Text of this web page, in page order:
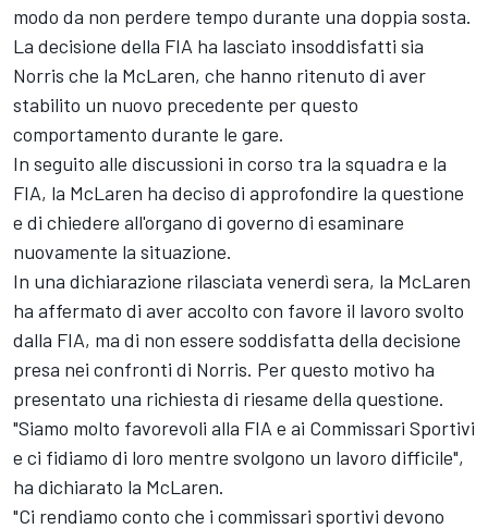
modo da non perdere tempo durante una doppia sosta.
La decisione della FIA ha lasciato insoddisfatti sia
Norris che la McLaren, che hanno ritenuto di aver
stabilito un nuovo precedente per questo
comportamento durante le gare.
In seguito alle discussioni in corso tra la squadra e la
FIA, la McLaren ha deciso di approfondire la questione
e di chiedere all'organo di governo di esaminare
nuovamente la situazione.
In una dichiarazione rilasciata venerdì sera, la McLaren
ha affermato di aver accolto con favore il lavoro svolto
dalla FIA, ma di non essere soddisfatta della decisione
presa nei confronti di Norris. Per questo motivo ha
presentato una richiesta di riesame della questione.
"Siamo molto favorevoli alla FIA e ai Commissari Sportivi
e ci fidiamo di loro mentre svolgono un lavoro difficile",
ha dichiarato la McLaren.
"Ci rendiamo conto che i commissari sportivi devono